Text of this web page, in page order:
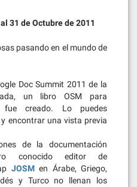
31 de Octubre de 2011
pasando en el mundo de
Doc Summit 2011 de la
un libro OSM para
fue creado. Lo puedes
encontrar una vista previa
de la documentación
conocido editor de
JOSMen Árabe, Griego,
y Turco no llenan los